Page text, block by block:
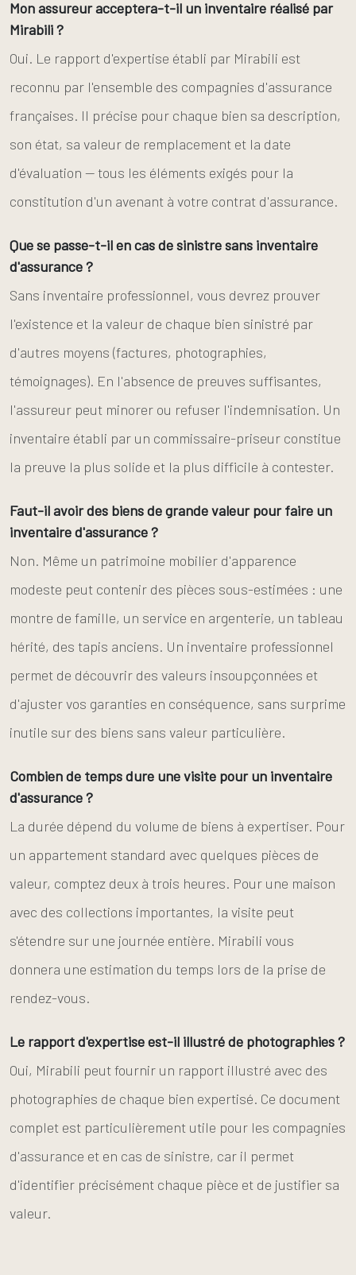
Mon assureur acceptera-t-il un inventaire réalisé par
Mirabili ?
Oui. Le rapport d'expertise établi par Mirabili est
reconnu par l'ensemble des compagnies d'assurance
françaises. Il précise pour chaque bien sa description,
son état, sa valeur de remplacement et la date
d'évaluation — tous les éléments exigés pour la
constitution d'un avenant à votre contrat d'assurance.
Que se passe-t-il en cas de sinistre sans inventaire
d'assurance ?
Sans inventaire professionnel, vous devrez prouver
l'existence et la valeur de chaque bien sinistré par
d'autres moyens (factures, photographies,
témoignages). En l'absence de preuves suffisantes,
l'assureur peut minorer ou refuser l'indemnisation. Un
inventaire établi par un commissaire-priseur constitue
la preuve la plus solide et la plus difficile à contester.
Faut-il avoir des biens de grande valeur pour faire un
inventaire d'assurance ?
Non. Même un patrimoine mobilier d'apparence
modeste peut contenir des pièces sous-estimées : une
montre de famille, un service en argenterie, un tableau
hérité, des tapis anciens. Un inventaire professionnel
permet de découvrir des valeurs insoupçonnées et
d'ajuster vos garanties en conséquence, sans surprime
inutile sur des biens sans valeur particulière.
Combien de temps dure une visite pour un inventaire
d'assurance ?
La durée dépend du volume de biens à expertiser. Pour
un appartement standard avec quelques pièces de
valeur, comptez deux à trois heures. Pour une maison
avec des collections importantes, la visite peut
s'étendre sur une journée entière. Mirabili vous
donnera une estimation du temps lors de la prise de
rendez-vous.
Le rapport d'expertise est-il illustré de photographies ?
Oui, Mirabili peut fournir un rapport illustré avec des
photographies de chaque bien expertisé. Ce document
complet est particulièrement utile pour les compagnies
d'assurance et en cas de sinistre, car il permet
d'identifier précisément chaque pièce et de justifier sa
valeur.